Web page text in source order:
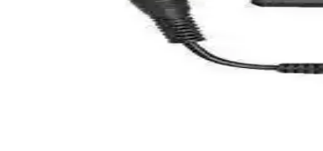
HP 255 G8, güçlü işlemci ve hızlı SSD ile günlük kullanım
Frisby FOEM FPS-G30F12 300W ATX Güç
Frisby FOEM FPS-G30F12 300W ATX güç kaynağı, sessiz
S-Link Cat6 Gri 7 Metre RJ45 LAN Kablosu